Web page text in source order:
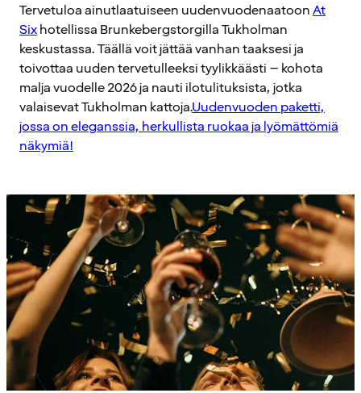
Tervetuloa ainutlaatuiseen uudenvuodenaatoonAt
Sixhotellissa Brunkebergstorgilla Tukholman
keskustassa. Täällä voit jättää vanhan taaksesi ja
toivottaa uuden tervetulleeksi tyylikkäästi – kohota
malja vuodelle 2026 ja nauti ilotulituksista, jotka
valaisevat Tukholman kattoja.Uudenvuoden paketti,
jossa on eleganssia, herkullista ruokaa ja lyömättömiä
näkymiä!